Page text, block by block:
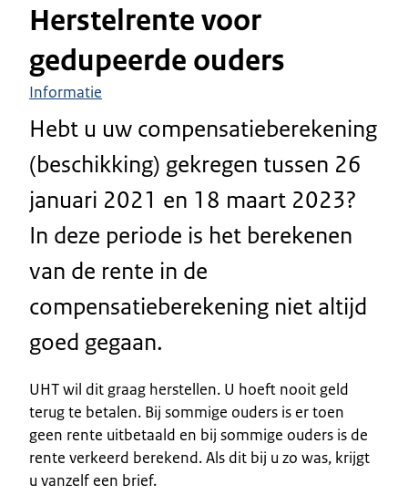
Herstelrente voor
gedupeerde ouders
Informatie
Hebt u uw compensatieberekening
(beschikking) gekregen tussen 26
januari 2021 en 18 maart 2023?
In deze periode is het berekenen
van de rente in de
compensatieberekening niet altijd
goed gegaan.
UHT wil dit graag herstellen. U hoeft nooit geld
terug te betalen. Bij sommige ouders is er toen
geen rente uitbetaald en bij sommige ouders is de
rente verkeerd berekend. Als dit bij u zo was, krijgt
u vanzelf een brief.